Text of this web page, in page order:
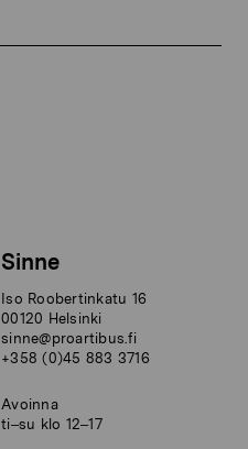
Sinne
Iso Roobertinkatu 16
00120 Helsinki
sinne@proartibus.fi
+358 (0)45 883 3716
Avoinna
ti–su klo 12–17